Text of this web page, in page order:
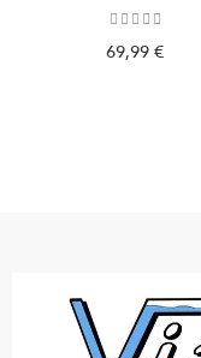
69,99 €